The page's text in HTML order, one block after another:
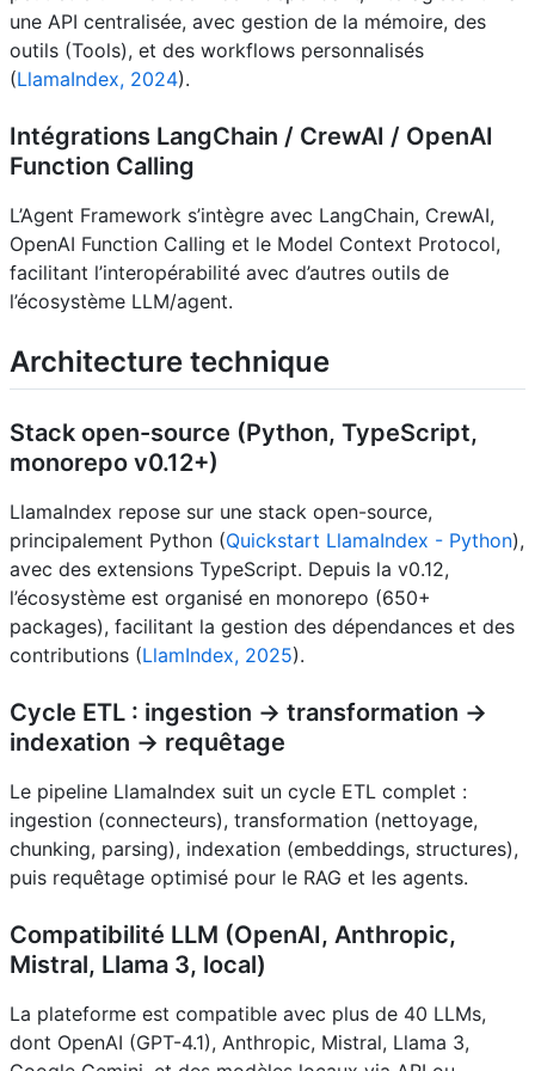
une API centralisée, avec gestion de la mémoire, des
outils (Tools), et des workflows personnalisés
(LlamaIndex, 2024).
Intégrations LangChain / CrewAI / OpenAI
Function Calling
L’Agent Framework s’intègre avec LangChain, CrewAI,
OpenAI Function Calling et le Model Context Protocol,
facilitant l’interopérabilité avec d’autres outils de
l’écosystème LLM/agent.
Architecture technique
Stack open-source (Python, TypeScript,
monorepo v0.12+)
LlamaIndex repose sur une stack open-source,
principalement Python (Quickstart LlamaIndex - Python),
avec des extensions TypeScript. Depuis la v0.12,
l’écosystème est organisé en monorepo (650+
packages), facilitant la gestion des dépendances et des
contributions (LlamIndex, 2025).
Cycle ETL : ingestion → transformation →
indexation → requêtage
Le pipeline LlamaIndex suit un cycle ETL complet :
ingestion (connecteurs), transformation (nettoyage,
chunking, parsing), indexation (embeddings, structures),
puis requêtage optimisé pour le RAG et les agents.
Compatibilité LLM (OpenAI, Anthropic,
Mistral, Llama 3, local)
La plateforme est compatible avec plus de 40 LLMs,
dont OpenAI (GPT-4.1), Anthropic, Mistral, Llama 3,